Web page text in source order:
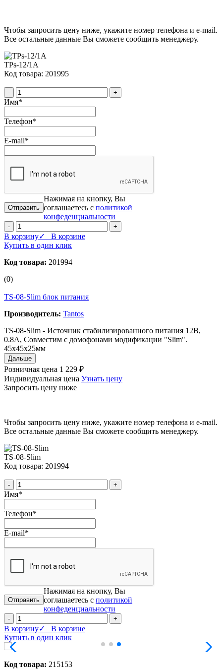
Чтобы запросить цену ниже, укажите номер телефона и e-mail.
Все остальные данные Вы сможете сообщить менеджеру.
TPs-12/1А
Код товара: 201995
- +
Имя*
Телефон*
E-mail*
Нажимая на кнопку, Вы
соглашаетесь с политикой
конфеденциальности
- +
В корзину✓ В корзине
Купить в один клик
Код товара: 201994
(0)
TS-08-Slim блок питания
Производитель: Tantos
TS-08-Slim - Источник стабилизированного питания 12В,
0.8А, Совместим с домофонами модификации "Slim".
45х45х25мм
Дальше
Розничная цена 1 229 ₽
Индивидуальная цена Узнать цену
Запросить цену ниже
Чтобы запросить цену ниже, укажите номер телефона и e-mail.
Все остальные данные Вы сможете сообщить менеджеру.
TS-08-Slim
Код товара: 201994
- +
Имя*
Телефон*
E-mail*
Нажимая на кнопку, Вы
соглашаетесь с политикой
конфеденциальности
- +
В корзину✓ В корзине
Купить в один клик
Код товара: 215153